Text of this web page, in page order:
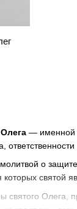
— именной
о
которых святой
святого Олега,